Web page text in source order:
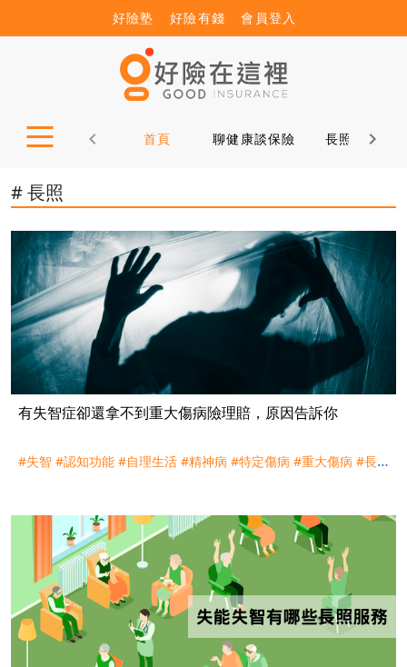
好險塾 好險有錢 會員登入
首頁 聊健康談保險 長照12問
# 長照
有失智症卻還拿不到重大傷病險理賠，原因告訴你
#失智 #認知功能 #自理生活 #精神病 #特定傷病 #重大傷病 #長